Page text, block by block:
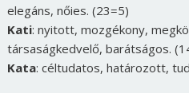
elegáns, nőies. (23=5)
Kati: nyitott, mozgékony,
társaságkedvelő, barátságos.
Kata: céltudatos, határozott,